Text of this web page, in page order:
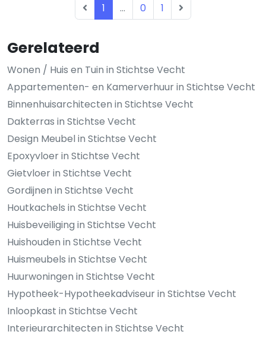
Gerelateerd
Wonen / Huis en Tuin in Stichtse Vecht
Appartementen- en Kamerverhuur in Stichtse Vecht
Binnenhuisarchitecten in Stichtse Vecht
Dakterras in Stichtse Vecht
Design Meubel in Stichtse Vecht
Epoxyvloer in Stichtse Vecht
Gietvloer in Stichtse Vecht
Gordijnen in Stichtse Vecht
Houtkachels in Stichtse Vecht
Huisbeveiliging in Stichtse Vecht
Huishouden in Stichtse Vecht
Huismeubels in Stichtse Vecht
Huurwoningen in Stichtse Vecht
Hypotheek-Hypotheekadviseur in Stichtse Vecht
Inloopkast in Stichtse Vecht
Interieurarchitecten in Stichtse Vecht
1 ... 0 1